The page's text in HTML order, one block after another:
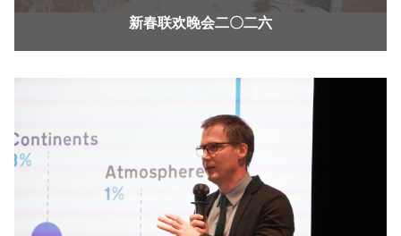
新春联欢晚会二〇二六